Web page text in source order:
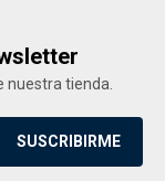
nuestra tienda.
SUSCRIBIRME